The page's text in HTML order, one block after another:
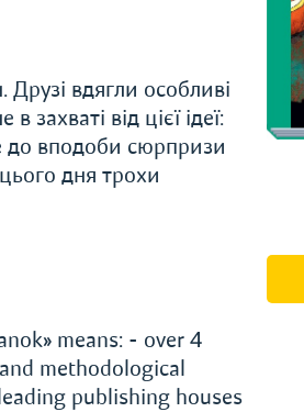
Друзі вдягли особливі
від цієї ідеї:
до вподоби сюрпризи
дня трохи
means: - over 4
methodological
publishing houses